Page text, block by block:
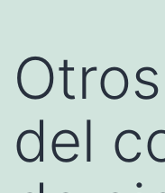
del